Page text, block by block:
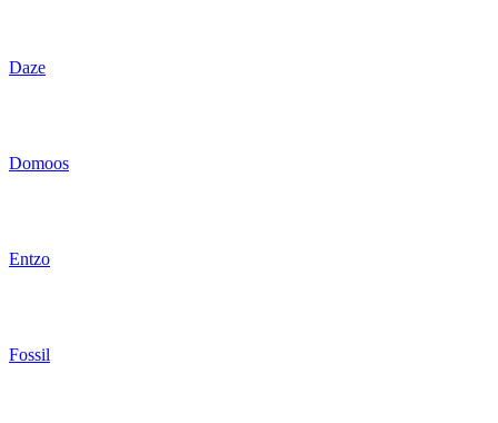
Daze
Domoos
Entzo
Fossil